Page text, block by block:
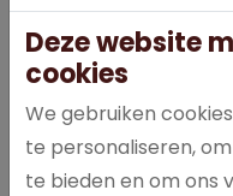
M&M's chocolate:
gekleurd suikerlaagje
Deze website
cookies
We gebruiken
te personaliseren,
te bieden en om ons